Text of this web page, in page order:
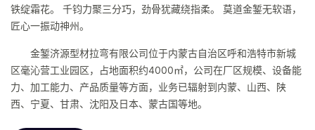
铁绽霜花。 千钧力聚三分巧，劲骨犹藏绕指柔。 莫道金錾无软语，
匠心一振动神州。
金錾济源型材拉弯有限公司位于内蒙古自治区呼和浩特市新城
区毫沁营工业园区，占地面积约4000㎡，公司在厂区规模、设备能
力、加工能力、产品质量等方面，业务已辐射到内蒙、山西、陕
西、宁夏、甘肃、沈阳及日本、蒙古国等地。